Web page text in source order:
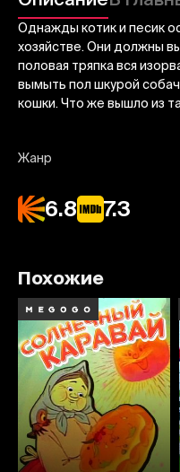
Однажды котик и песик
хозяйстве. Они должны
половая тряпка вся
вымыть пол шкурой
кошки. Что же вышло из
Жанр
6.8 7.3
Похожие